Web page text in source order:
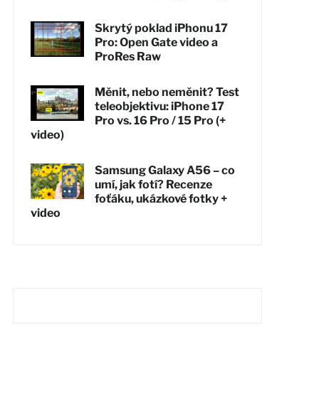
Skrytý poklad iPhonu 17
Pro: Open Gate video a
ProRes Raw
Měnit, nebo neměnit? Test
teleobjektivu: iPhone 17
Pro vs. 16 Pro / 15 Pro (+
video)
Samsung Galaxy A56 – co
umí, jak fotí? Recenze
foťáku, ukázkové fotky +
video